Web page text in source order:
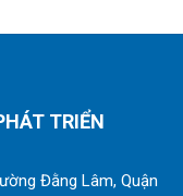
TRIỂN
Đằng Lâm, Quận